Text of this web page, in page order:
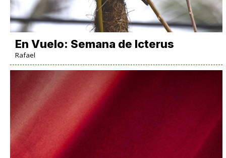
En Vuelo: Semana de Icterus
Rafael